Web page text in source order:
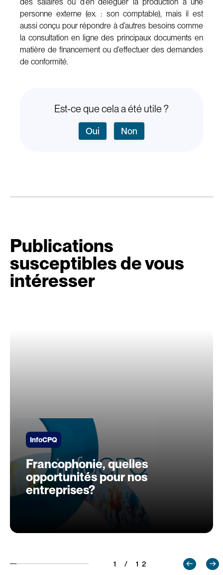
personne externe (ex. : son comptable), mais il est
aussi conçu pour répondre à d’autres besoins comme
la consultation en ligne des principaux documents en
matière de financement ou d’effectuer des demandes
de conformité.
Est-ce que cela a été utile ?
Oui Non
Publications
susceptibles de vous
intéresser
InfoCPQ
Francophonie, quelles
opportunités pour nos
entreprises?
1 / 12